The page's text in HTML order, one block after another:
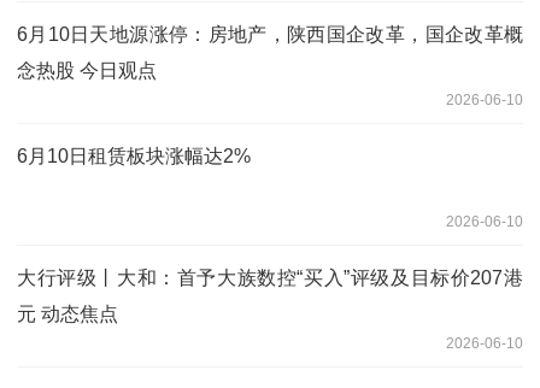
6月10日天地源涨停：房地产，陕西国企改革，国企改革概
念热股 今日观点
2026-06-10
6月10日租赁板块涨幅达2%
2026-06-10
大行评级丨大和：首予大族数控“买入”评级及目标价207港
元 动态焦点
2026-06-10